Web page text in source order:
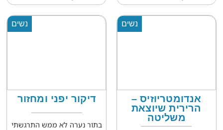
נשים
אנדומטריוזיס –
הרירית שיוצאת
משליטה
נשים
דיקור יפני ומחזור
בתור נערה לא ממש התרגשתי